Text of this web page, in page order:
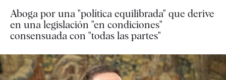
Aboga por una "política equilibrada" que derive
en una legislación "en condiciones"
consensuada con "todas las partes"